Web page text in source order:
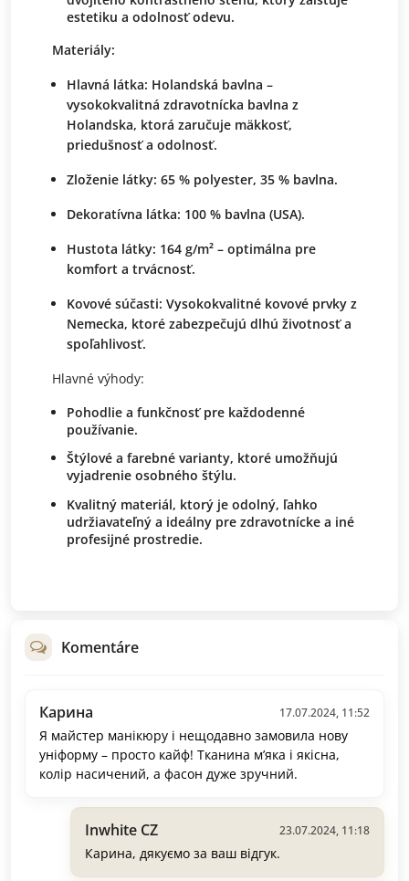
estetiku a odolnosť odevu.
Materiály:
Hlavná látka: Holandská bavlna –
vysokokvalitná zdravotnícka bavlna z
Holandska, ktorá zaručuje mäkkosť,
priedušnosť a odolnosť.
Zloženie látky: 65 % polyester, 35 % bavlna.
Dekoratívna látka: 100 % bavlna (USA).
Hustota látky: 164 g/m² – optimálna pre
komfort a trvácnosť.
Kovové súčasti: Vysokokvalitné kovové prvky z
Nemecka, ktoré zabezpečujú dlhú životnosť a
spoľahlivosť.
Hlavné výhody:
Pohodlie a funkčnosť pre každodenné
používanie.
Štýlové a farebné varianty, ktoré umožňujú
vyjadrenie osobného štýlu.
Kvalitný materiál, ktorý je odolný, ľahko
udržiavateľný a ideálny pre zdravotnícke a iné
profesijné prostredie.
Komentáre
Карина 17.07.2024, 11:52
Я майстер манікюру і нещодавно замовила нову
уніформу – просто кайф! Тканина м’яка і якісна,
колір насичений, а фасон дуже зручний.
Inwhite CZ 23.07.2024, 11:18
Карина, дякуємо за ваш відгук.